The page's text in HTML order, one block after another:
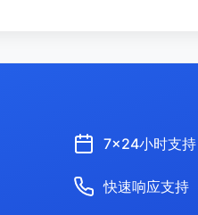
7x24小时支持
快速响应支持